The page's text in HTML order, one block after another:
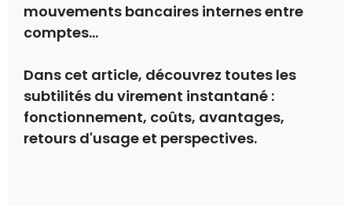
mouvements bancaires internes entre
comptes...
Dans cet article, découvrez toutes les
subtilités du virement instantané :
fonctionnement, coûts, avantages,
retours d'usage et perspectives.